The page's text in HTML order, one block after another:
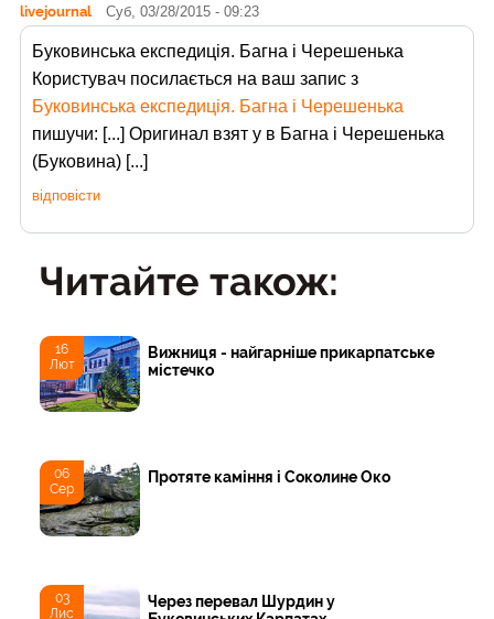
livejournal Суб, 03/28/2015 - 09:23
Буковинська експедиція. Багна і Черешенька
Користувач посилається на ваш запис з
Буковинська експедиція. Багна і Черешенька
пишучи: [...] Оригинал взят у в Багна і Черешенька
(Буковина) [...]
відповісти
Читайте також:
16
Лют
Вижниця - найгарніше прикарпатське
містечко
06
Сер
Протяте каміння і Соколине Око
03
Лис
Через перевал Шурдин у